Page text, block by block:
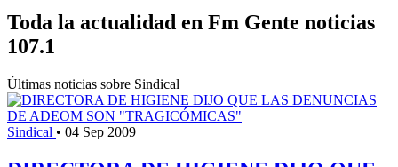
Toda la actualidad en Fm Gente noticias
107.1
Últimas noticias sobre Sindical
Sindical • 04 Sep 2009